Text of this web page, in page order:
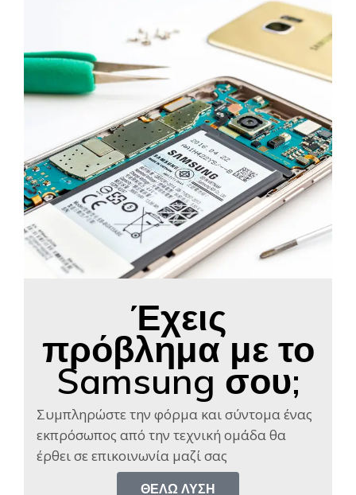
Έχεις
πρόβλημα με το
Samsung σου;
Συμπληρώστε την φόρμα και σύντομα ένας
εκπρόσωπος από την τεχνική ομάδα θα
έρθει σε επικοινωνία μαζί σας​
ΘΈΛΩ ΛΎΣΗ